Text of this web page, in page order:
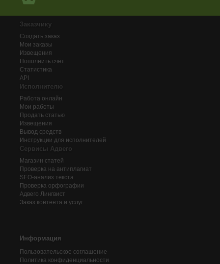
Заказчику
Создать заказ
Мои заказы
Извещения
Пополнить счёт
Статистика
API
Исполнителю
Работа онлайн
Мои работы
Продать статью
Извещения
Вывод средств
Инструкции для исполнителей
Сервисы Адвего
Магазин статей
Проверка на антиплагиат
SEO-анализ текста
Проверка орфографии
Адвего Лингвист
Заказ контента и услуг
Информация
Пользовательское соглашение
Политика конфиденциальности